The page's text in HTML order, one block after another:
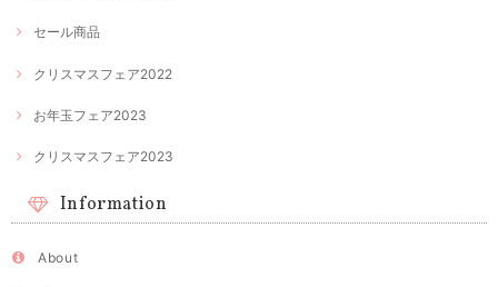
セール商品
クリスマスフェア2022
お年玉フェア2023
クリスマスフェア2023
Information
About